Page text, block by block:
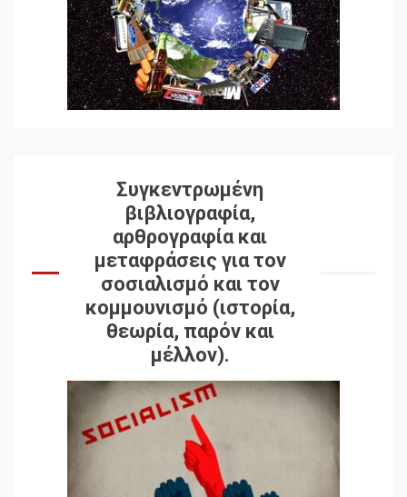
Συγκεντρωμένη
βιβλιογραφία,
αρθρογραφία και
μεταφράσεις για τον
σοσιαλισμό και τον
κομμουνισμό (ιστορία,
θεωρία, παρόν και
μέλλον).
Δωρεάν βιβλίο από το
Documento: Η μεγάλη
ληστεία και ο έλεγχος των
λαών